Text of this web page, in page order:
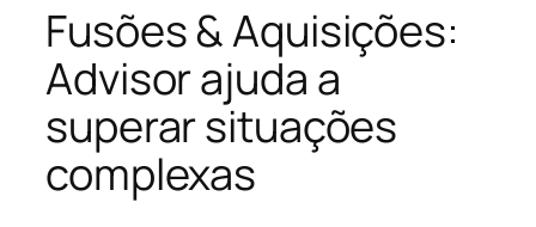
Fusões & Aquisições:
Advisor ajuda a
superar situações
complexas